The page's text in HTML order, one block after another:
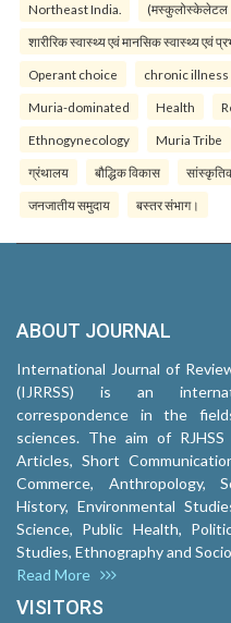
Northeast India. (मस्कुलोस्केलेटल
शारीरिक स्वास्थ्य एवं मानसिक स्वास्थ्य एवं
Operant choice chronic illness
Muria-dominated Health
Ethnogynecology Muria Tribe
ग्रंथालय बौद्धिक विकास
जनजातीय समुदाय बस्तर संभाग।
ABOUT JOURNAL
International Journal of
(IJRRSS) is an
correspondence in the
sciences. The aim of
Articles, Short
Commerce, Anthropology,
History, Environmental
Science, Public Health,
Studies, Ethnography and
Read More
VISITORS